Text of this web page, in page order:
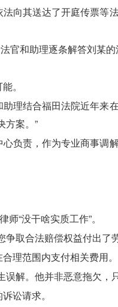
其送达了开庭传票等
和助理逐条解答刘某
。
结合福田法院近年来
方案。”
责，作为专业商事调
“没干啥实质工作”。
取合法赔偿权益付出了
理范围内支付相关费用。
解。他并非恶意拖欠，
讼请求。